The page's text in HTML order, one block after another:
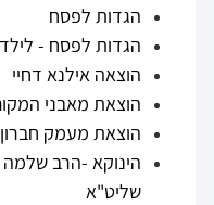
הגדות לפסח
הגדות לפסח -
הוצאה אילנא דחיי
הוצאת מאבני
הוצאת מעמק חברון
הינוקא -הרב שלמה
שליט"א